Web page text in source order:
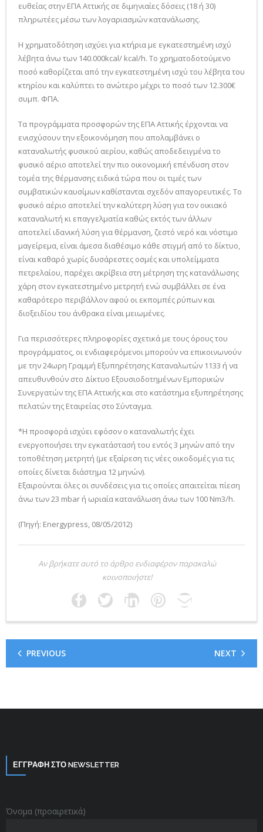
ευθείας στην ΕΠΑ Αττικής σε διμηνιαίες δόσεις (18 ή 30)
πληρωτέες μέσω των λογαριασμών κατανάλωσης.
Η χρηματοδότηση ισχύει για κτήρια με εγκατεστημένη ισχύ
λέβητα άνω των 140.000kcal/ kcal/h. Το χρηματοδοτούμενο
ποσό καθορίζεται από την εγκατεστημένη ισχύ του λέβητα του
κτηρίου και καλύπτει το ανώτερο μέχρι το ποσό των 12.300€
συμπ. ΦΠΑ.
Τα προγράμματα προσφορών της ΕΠΑ Αττικής έρχονται να
ενισχύσουν την εξοικονόμηση που απολαμβάνει ο
καταναλωτής φυσικού αερίου, καθώς αποδεδειγμένα το
φυσικό αέριο αποτελεί την πιο οικονομική επένδυση στον
τομέα της θέρμανσης ειδικά τώρα που οι τιμές των
συμβατικών καυσίμων καθίστανται σχεδόν απαγορευτικές. Το
φυσικό αέριο αποτελεί την καλύτερη λύση για τον οικιακό
καταναλωτή κι επαγγελματία καθώς εκτός των άλλων
αποτελεί ιδανική λύση για θέρμανση, ζεστό νερό και νόστιμο
μαγείρεμα, είναι άμεσα διαθέσιμο κάθε στιγμή από το δίκτυο,
είναι καθαρό χωρίς δυσάρεστες οσμές και υπολείμματα
πετρελαίου, παρέχει ακρίβεια στη μέτρηση της κατανάλωσης
χάρη στον εγκατεστημένο μετρητή ενώ συμβάλλει σε ένα
καθαρότερο περιβάλλον αφού οι εκπομπές ρύπων και
διοξειδίου του άνθρακα είναι μειωμένες.
Για περισσότερες πληροφορίες σχετικά με τους όρους του
προγράμματος, οι ενδιαφερόμενοι μπορούν να επικοινωνούν
με την 24ωρη Γραμμή Εξυπηρέτησης Καταναλωτών 1133 ή να
απευθυνθούν στο Δίκτυο Εξουσιοδοτημένων Εμπορικών
Συνεργατών της ΕΠΑ Αττικής και στο κατάστημα εξυπηρέτησης
πελατών της Εταιρείας στο Σύνταγμα.
*Η προσφορά ισχύει εφόσον ο καταναλωτής έχει
ενεργοποιήσει την εγκατάστασή του εντός 3 μηνών από την
τοποθέτηση μετρητή (με εξαίρεση τις νέες οικοδομές για τις
οποίες δίνεται διάστημα 12 μηνών).
Εξαιρούνται όλες οι συνδέσεις για τις οποίες απαιτείται πίεση
άνω των 23 mbar ή ωριαία κατανάλωση άνω των 100 Νm3/h.
(Πηγή: Energypress, 08/05/2012)
Αν βρήκατε αυτό το άρθρο ενδιαφέρον παρακαλώ
κοινοποιήστε!
PREVIOUS NEXT
ΕΓΓΡΑΦΗ ΣΤΟ NEWSLETTER
Όνομα (προαιρετικά)